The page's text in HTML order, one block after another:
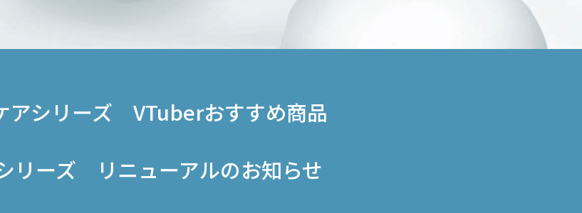
アシリーズ VTuberおすすめ商品
リーズ
リニューアルのお知らせ